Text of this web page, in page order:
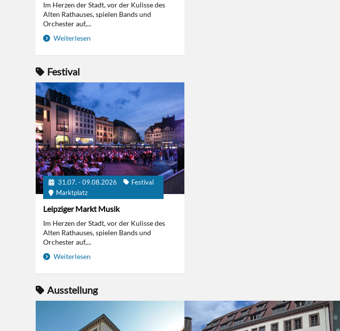
Im Herzen der Stadt, vor der Kulisse des
Alten Rathauses, spielen Bands und
Orchester auf,...
Weiterlesen
Festival
31.07. - 09.08.2026
Festival
Marktplatz
Leipziger Markt Musik
Im Herzen der Stadt, vor der Kulisse des
Alten Rathauses, spielen Bands und
Orchester auf,...
Weiterlesen
Ausstellung